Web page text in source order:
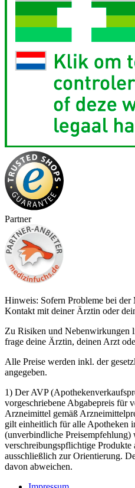
Partner
Hinweis: Sofern Probleme bei
Kontakt mit deiner Ärztin oder
Zu Risiken und Nebenwirkungen
frage deine Ärztin, deinen Arzt
Alle Preise werden inkl. der
angegeben.
1) Der AVP
vorgeschriebene Abgabepreis für
Arzneimittel gemäß
gilt einheitlich für alle Apotheken
(unverbindliche
verschreibungspflichtige Produkte
ausschließlich zur Orientierung.
davon abweichen.